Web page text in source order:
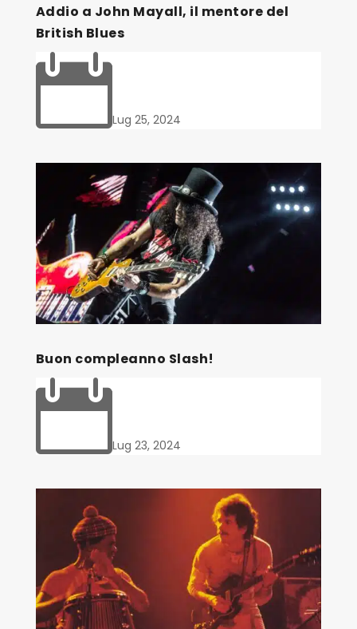
Addio a John Mayall, il mentore del
British Blues
Lug 25, 2024
Buon compleanno Slash!
Lug 23, 2024